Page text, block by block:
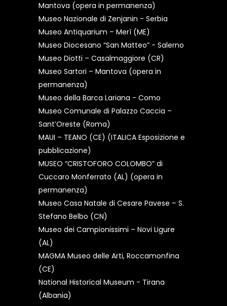
Mantova (opera in permanenza)
Museo Nazionale di Zenjanin - Serbia
Museo Antiquarium – Merì (ME)
Museo Diocesano “San Matteo” - Salerno
Museo Diotti – Casalmaggiore (CR)
Museo Sartori – Mantova (opera in
permanenza)
Museo della Barca Lariana - Como
Museo Comunale di Palazzo Caccia –
Sant’Oreste (Roma)
MAUI – TEANO (CE) (ITALICA Esposizione e
pubblicazione)
MUSEO “CRISTOFORO COLOMBO” di
Cuccaro Monferrato (AL) (opera in
permanenza)
Museo Casa Natale di Cesare Pavese – S.
Stefano Belbo (CN)
Museo dei Campionissimi – Novi Ligure
(AL)
MAGMA Museo delle Arti, Roccamonfina
(CE)
National Historical Museum - Tirana
(Albania)